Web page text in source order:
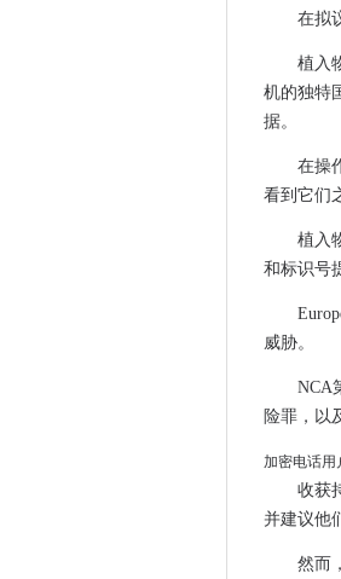
在拟
植入
机的独特
据。
在操
看到它们
植入
和标识号
威胁。
NCA
险罪，以
加密电话用
收获
并建议他
然而